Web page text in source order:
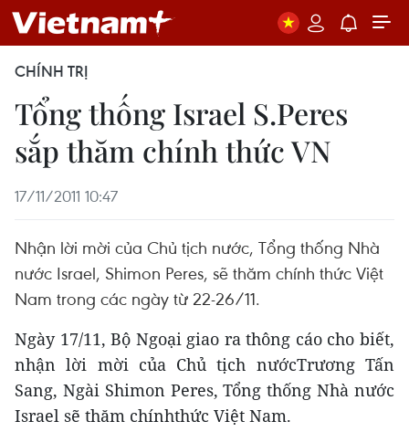
CHÍNH TRỊ
Tổng thống Israel S.Peres
sắp thăm chính thức VN
17/11/2011 10:47
Nhận lời mời của Chủ tịch nước, Tổng thống Nhà
nước Israel, Shimon Peres, sẽ thăm chính thức Việt
Nam trong các ngày từ 22-26/11.
Ngày 17/11, Bộ Ngoại giao ra thông cáo cho biết,
nhận lời mời của Chủ tịch nướcTrương Tấn
Sang, Ngài Shimon Peres, Tổng thống Nhà nước
Israel sẽ thăm chínhthức Việt Nam.